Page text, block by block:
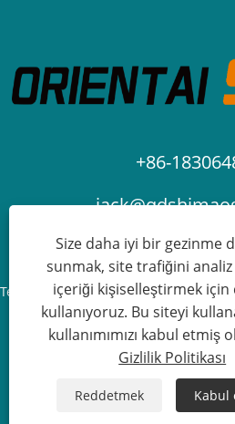
+86-
Telif Hakkı © 2023 Qingdao Oriental
Ltd. - Yiyecek Kamyonu, Yiyecek
Hakları
Sitemap RSS XML
Size daha iyi bir gezinme
sunmak, site trafiğini
içeriği kişiselleştirmek için
kullanıyoruz. Bu siteyi
kullanımımızı kabul etmiş
Gizlilik Politikası
Reddetmek Kabul